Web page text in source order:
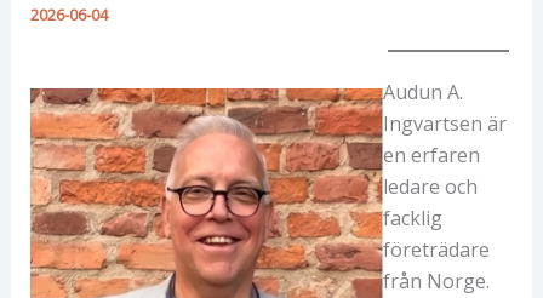
2026-06-04
Audun A.
Ingvartsen är
en erfaren
ledare och
facklig
företrädare
från Norge.